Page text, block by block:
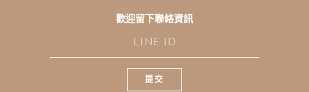
歡迎留下聯絡資訊
N
提交